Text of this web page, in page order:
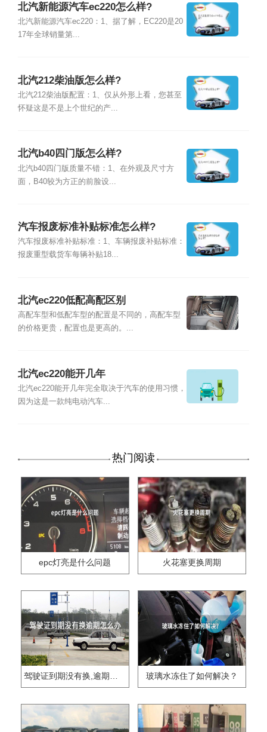
北汽新能源汽车ec220怎么样?
北汽新能源汽车ec220：1、据了解，EC220是20
17年全球销量第...
北汽212柴油版怎么样?
北汽212柴油版配置：1、仅从外形上看，您甚至
怀疑这是不是上个世纪的产...
北汽b40四门版怎么样?
北汽b40四门版质量不错：1、在外观及尺寸方
面，B40较为方正的前脸设...
汽车报废标准补贴标准怎么样?
汽车报废标准补贴标准：1、车辆报废补贴标准：
报废重型载货车每辆补贴18...
北汽ec220低配高配区别
高配车型和低配车型的配置是不同的，高配车型
的价格更贵，配置也是更高的。...
北汽ec220能开几年
北汽ec220能开几年完全取决于汽车的使用习惯，
因为这是一款纯电动汽车...
热门阅读
epc灯亮是什么问题 火花塞更换周期
驾驶证到期没有换,逾期怎么办?? 玻璃水冻住了如何解决？